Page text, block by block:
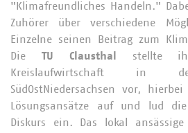
"Klimafreundliches Handeln."
Zuhörer über verschiedene
Einzelne seinen Beitrag zum
Die TU Clausthal stellte
Kreislaufwirtschaft in
SüdOstNiedersachsen vor,
Lösungsansätze auf und lud
Diskurs ein. Das lokal ansässige